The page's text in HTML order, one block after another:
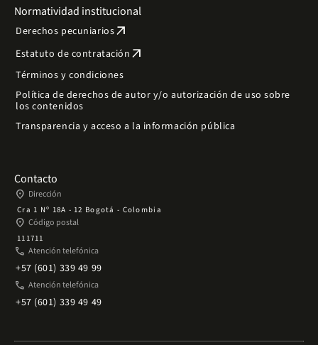
Normatividad institucional
Derechos pecuniariosarrow_outward
Estatuto de contratación arrow_outward
Términos y condiciones
Política de derechos de autor y/o autorización de uso sobre
los contenidos
Transparencia y acceso a la información pública
Contacto
place Dirección
Cra 1 Nº 18A - 12 Bogotá - Colombia
place Código postal
111711
phone Atención telefónica
+57 (601) 339 49 99
phone Atención telefónica
+57 (601) 339 49 49